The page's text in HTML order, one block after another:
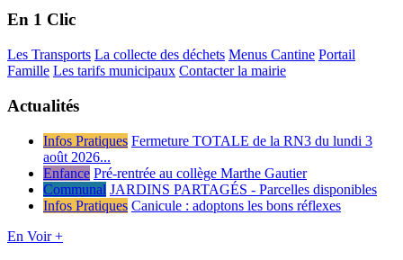
En 1 Clic
Les Transports La collecte des déchets Menus Cantine Portail
Famille Les tarifs municipaux Contacter la mairie
Actualités
Infos Pratiques Fermeture TOTALE de la RN3 du lundi 3
août 2026...
Enfance Pré-rentrée au collège Marthe Gautier
Communal JARDINS PARTAGÉS - Parcelles disponibles
Infos Pratiques Canicule : adoptons les bons réflexes
En Voir +